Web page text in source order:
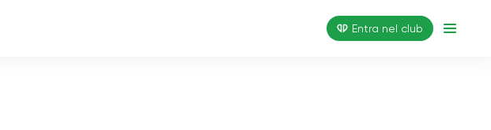
Entra nel club